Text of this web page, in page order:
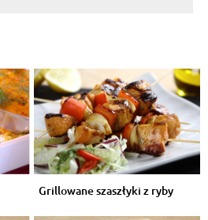
Grillowane szaszłyki z ryby